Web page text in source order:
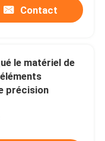
Contact
le matériel de
précision